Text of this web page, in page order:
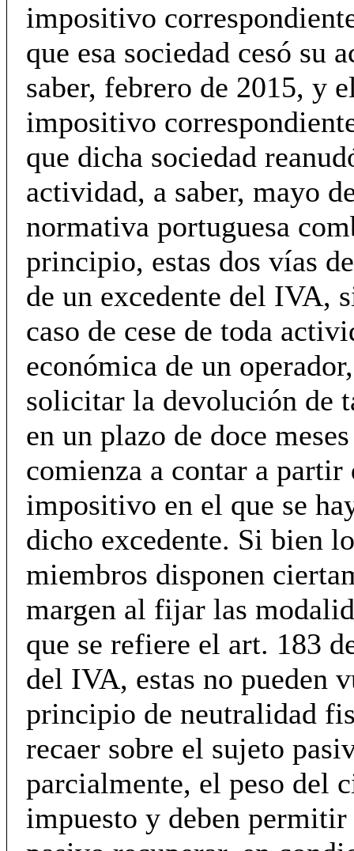
impositivo
que esa sociedad cesó su
saber, febrero de 2015, y
impositivo
que dicha sociedad
actividad, a saber, mayo
normativa portuguesa
principio, estas dos vías
de un excedente del IVA,
caso de cese de toda
económica de un
solicitar la devolución de
en un plazo de doce
comienza a contar a
impositivo en el que se
dicho excedente. Si bien
miembros disponen
margen al fijar las
que se refiere el art. 183
del IVA, estas no pueden
principio de neutralidad
recaer sobre el sujeto
parcialmente, el peso del
impuesto y deben